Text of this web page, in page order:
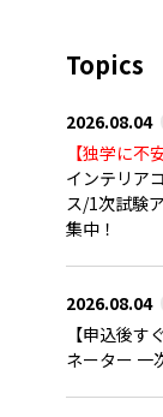
Topics
2026.08.04
【独学に不
インテリア
ス/1次試験
集中！
2026.08.04
【申込後す
ネーター 一